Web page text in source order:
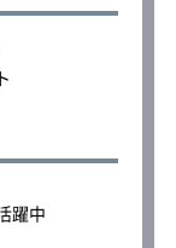
躍中